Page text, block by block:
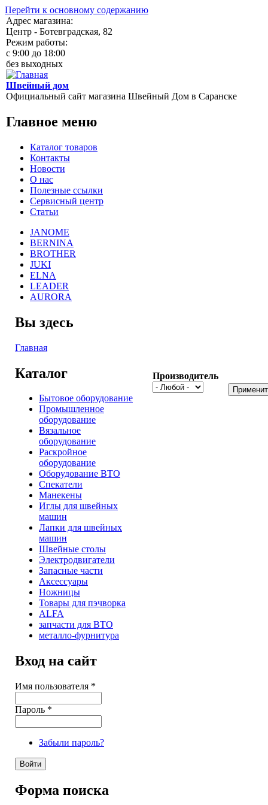
Перейти к основному содержанию
Адрес магазина:
Центр - Ботевградская, 82
Режим работы:
c 9:00 до 18:00
без выходных
Швейный дом
Официальный сайт магазина Швейный Дом в Саранске
Главное меню
Каталог товаров
Контакты
Новости
О нас
Полезные ссылки
Сервисный центр
Статьи
JANOME
BERNINA
BROTHER
JUKI
ELNA
LEADER
AURORA
Вы здесь
Главная
Каталог
Бытовое оборудование
Промышленное
оборудование
Вязальное
оборудование
Раскройное
оборудование
Оборудование ВТО
Спекатели
Манекены
Иглы для швейных
машин
Лапки для швейных
машин
Швейные столы
Электродвигатели
Запасные части
Аксессуары
Ножницы
Товары для пэчворка
ALFA
запчасти для ВТО
металло-фурнитура
Вход на сайт
Имя пользователя *
Пароль *
Забыли пароль?
Форма поиска
Производитель